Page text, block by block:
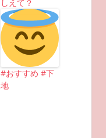
しえて？
#おすすめ #下
地